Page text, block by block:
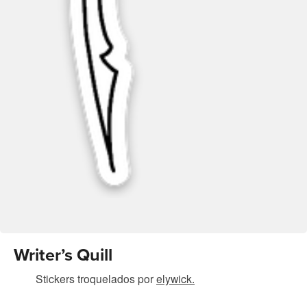
Writer’s Quill
Stickers troqueladosporelywick.